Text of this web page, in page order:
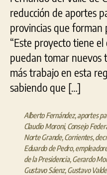
reducción de aportes
provincias que
“Este proyecto tiene
puedan tomar nuevos
más trabajo en esta
sabiendo que […]
Alberto Fernández,aportes
Claudio Moroni, Consejo
Norte Grande,Corrientes,
Eduardo de Pedro,
de la Presidencia,Gerardo
Gustavo Sáenz,Gustavo